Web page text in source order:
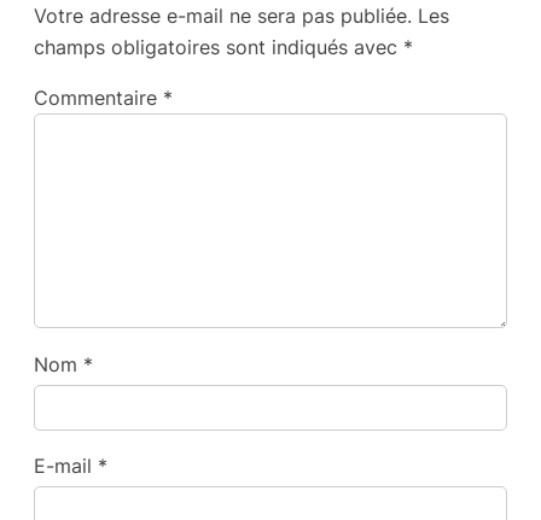
Votre adresse e-mail ne sera pas publiée. Les
champs obligatoires sont indiqués avec *
Commentaire *
Nom *
E-mail *